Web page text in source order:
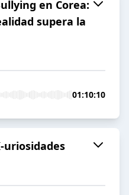
en Corea:
supera la
01:10:10
uriosidades